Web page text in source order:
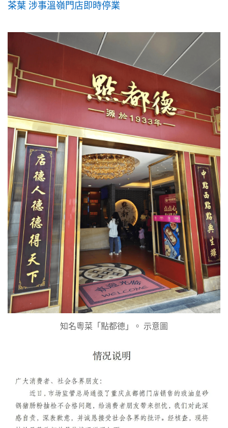
茶葉 涉事溫嶺門店即時停業
知名粵菜「點都德」。 示意圖